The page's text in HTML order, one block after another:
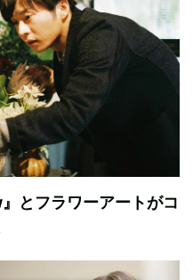
とフラワーアートがコ